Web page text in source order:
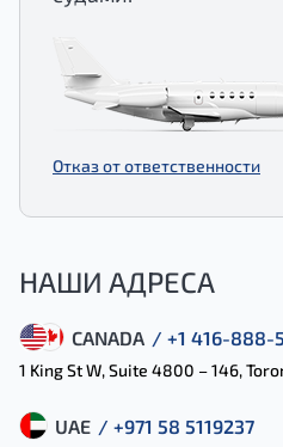
Отказ от ответственности
НАШИ АДРЕСА
CANADA / +1 416-888-
1 King St W, Suite 4800 – 146,
UAE / +971 58 5119237